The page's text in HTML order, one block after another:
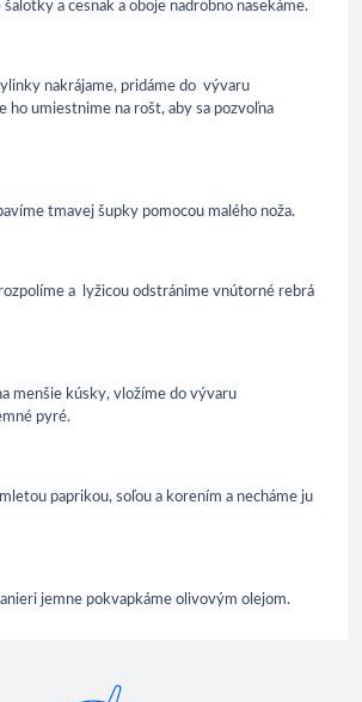
a cesnak a oboje nadrobno nasekáme.
nakrájame, pridáme do vývaru
ho umiestnime na rošt, aby sa pozvoľna
tmavej šupky pomocou malého noža.
a lyžicou odstránime vnútorné rebrá
menšie kúsky, vložíme do vývaru
pyré.
paprikou, soľou a korením a necháme ju
jemne pokvapkáme olivovým olejom.